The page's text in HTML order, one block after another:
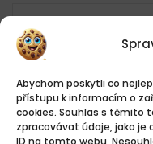
Abychom poskytli co
přístupu k informacím o
cookies. Souhlas s těmito
zpracovávat údaje, jako je
ID na tomto webu.
Datum
Umístění
Hotei s.r.o.
město
Kategorie